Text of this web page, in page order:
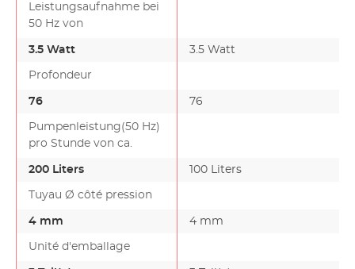
Leistungsaufnahme bei
50 Hz von
3.5 Watt 3.5 Watt
Profondeur
76 76
Pumpenleistung(50 Hz)
pro Stunde von ca.
200 Liters 100 Liters
Tuyau Ø côté pression
4 mm 4 mm
Unité d'emballage